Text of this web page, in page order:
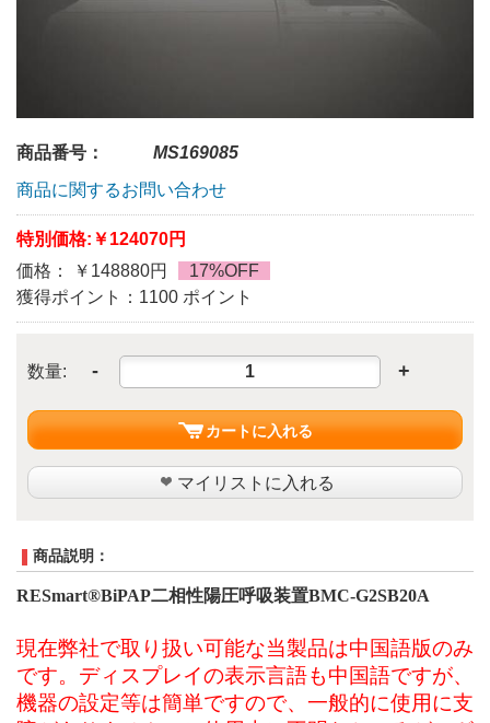
商品番号：
MS169085
商品に関するお問い合わせ
特別価格: ￥124070円
価格： ￥148880円
17%OFF
獲得ポイント：1100 ポイント
数量: - +
カートに入れる
マイリストに入れる
商品説明：
RESmart®BiPAP二相性陽圧呼吸装置BMC-G2SB20A
現在弊社で取り扱い可能な当製品は中国語版のみ
です。ディスプレイの表示言語も中国語ですが、
機器の設定等は簡単ですので、一般的に使用に支